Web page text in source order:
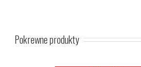
Pokrewne produkty